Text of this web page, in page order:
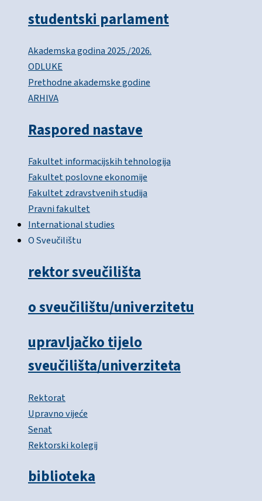
studentski parlament
Akademska godina 2025./2026.
ODLUKE
Prethodne akademske godine
ARHIVA
Raspored nastave
Fakultet informacijskih tehnologija
Fakultet poslovne ekonomije
Fakultet zdravstvenih studija
Pravni fakultet
International studies
O Sveučilištu
rektor sveučilišta
o sveučilištu/univerzitetu
upravljačko tijelo
sveučilišta/univerziteta
Rektorat
Upravno vijeće
Senat
Rektorski kolegij
biblioteka